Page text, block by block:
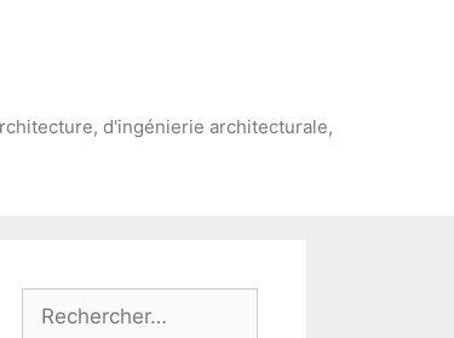
d'ingénierie architecturale,
Rechercher :